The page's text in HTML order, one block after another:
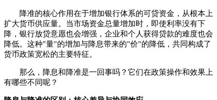
降准的核心作用在于增加银行体系的可贷资金，从根本上
扩大货币供应量。当市场资金总量增加时，即使利率没有下
降，银行放贷意愿也会增强，企业和个人获得贷款的难度也会
降低。这种"量"的增加与降息带来的"价"的降低，共同构成了
货币政策宽松的主要特征。
那么，降息和降准是一回事吗？它们在政策操作和效果上
有哪些不同呢？